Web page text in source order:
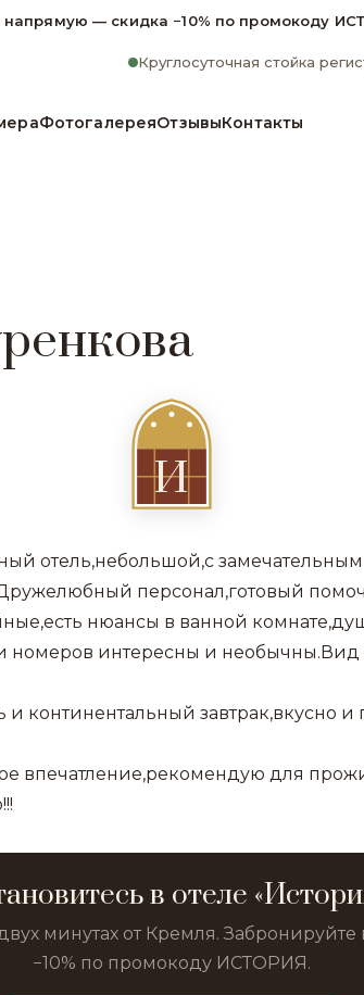
напрямую — скидка −10% по промокоду
Круглосуточная стойка
ФотогалереяОтзывыКонтакты
И
отель,небольшой,с замечательным
персонал,готовый
нюансы в ванной
номеров интересны и необычны.Вид
континентальный завтрак,вкусно и
впечатление,рекомендую для
в отеле
минутах от Кремля.
−10% по промокоду ИСТОРИЯ.